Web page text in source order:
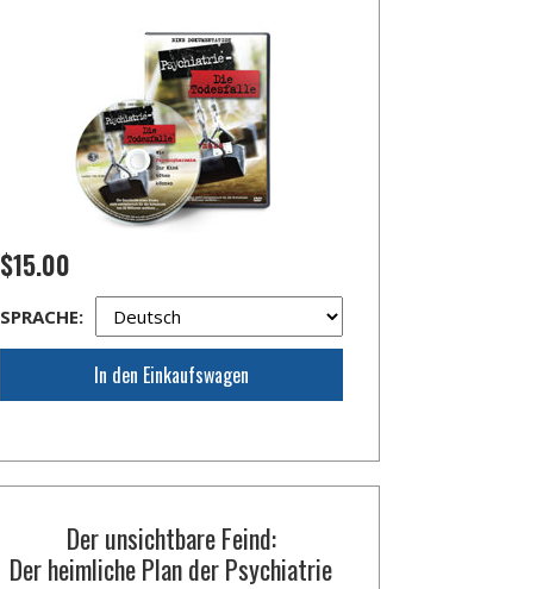
$15.00
SPRACHE:
In den Einkaufswagen
Der unsichtbare Feind:
Der heimliche Plan der Psychiatrie